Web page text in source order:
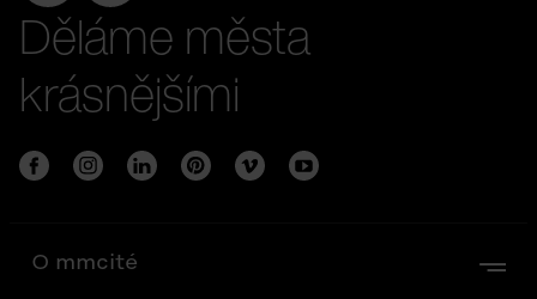
Děláme města
krásnějšími
O mmcité